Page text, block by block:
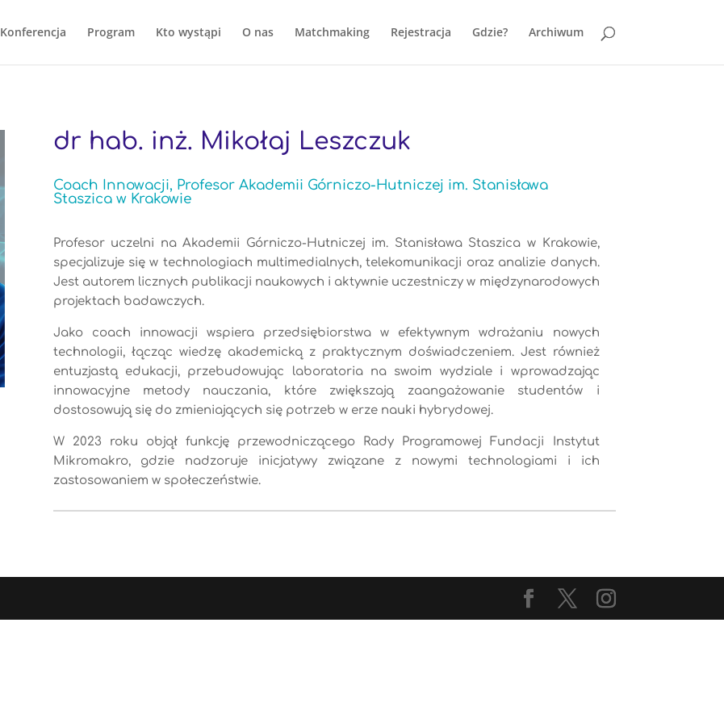
Konferencja Program Kto wystąpi O nas Matchmaking Rejestracja Gdzie? Archiwum
dr hab. inż. Mikołaj Leszczuk
Coach Innowacji, Profesor Akademii Górniczo-Hutniczej im. Stanisława
Staszica w Krakowie
Profesor uczelni na Akademii Górniczo-Hutniczej im. Stanisława Staszica w Krakowie,
specjalizuje się w technologiach multimedialnych, telekomunikacji oraz analizie danych.
Jest autorem licznych publikacji naukowych i aktywnie uczestniczy w międzynarodowych
projektach badawczych.
Jako coach innowacji wspiera przedsiębiorstwa w efektywnym wdrażaniu nowych
technologii, łącząc wiedzę akademicką z praktycznym doświadczeniem. Jest również
entuzjastą edukacji, przebudowując laboratoria na swoim wydziale i wprowadzając
innowacyjne metody nauczania, które zwiększają zaangażowanie studentów i
dostosowują się do zmieniających się potrzeb w erze nauki hybrydowej.
W 2023 roku objął funkcję przewodniczącego Rady Programowej Fundacji Instytut
Mikromakro, gdzie nadzoruje inicjatywy związane z nowymi technologiami i ich
zastosowaniem w społeczeństwie.